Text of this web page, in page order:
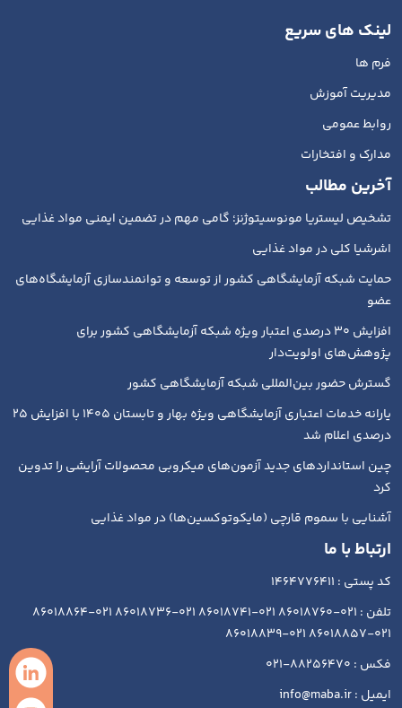
لینک های سریع
فرم ها
مدیریت آموزش
روابط عمومی
مدارک و افتخارات
آخرین مطالب
تشخیص لیستریا مونوسیتوژنز؛ گامی مهم در تضمین ایمنی مواد غذایی
اشرشیا کلی در مواد غذایی
حمایت شبکه آزمایشگاهی کشور از توسعه و توانمندسازی آزمایشگاه‌های
عضو
افزایش ۳۰ درصدی اعتبار ویژه شبکه آزمایشگاهی کشور برای
پژوهش‌های اولویت‌دار
گسترش حضور بین‌المللی شبکه آزمایشگاهی کشور
یارانه خدمات اعتباری آزمایشگاهی ویژه بهار و تابستان ۱۴۰۵ با افزایش ۲۵
درصدی اعلام شد
چین استانداردهای جدید آزمون‌های میکروبی محصولات آرایشی را تدوین
کرد
آشنایی با سموم قارچی (مایکوتوکسین‌ها) در مواد غذایی
ارتباط با ما
کد پستی : 1464776411
تلفن : 021-86018760 021-86018741 021-86018736 021-86018864
021-86018857 021-86018839
فکس : 88256470-021
ایمیل : info@maba.ir